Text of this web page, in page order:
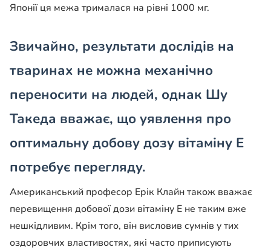
Японії ця межа трималася на рівні 1000 мг.
Звичайно, результати дослідів на
тваринах не можна механічно
переносити на людей, однак Шу
Такеда вважає, що уявлення про
оптимальну добову дозу вітаміну Е
потребує перегляду.
Американський професор Ерік Клайн також вважає
перевищення добової дози вітаміну Е не таким вже
нешкідливим. Крім того, він висловив сумнів у тих
оздоровчих властивостях, які часто приписують